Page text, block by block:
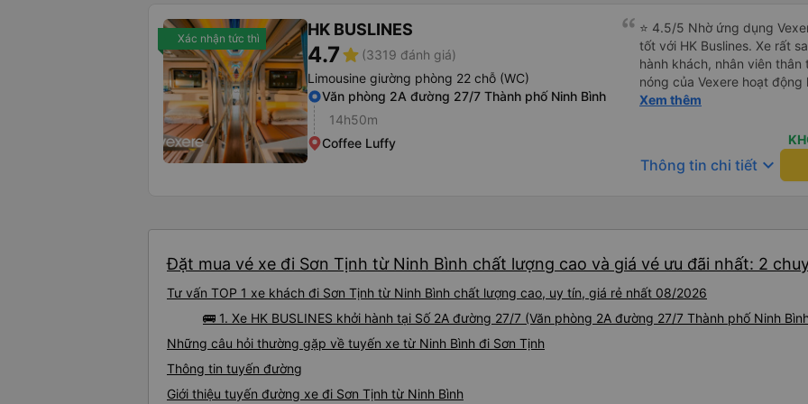
Xác nhận tức thì HK BUSLINES
4.7star (3319 đánh giá)
Limousine giường phòng 22 chỗ (WC)
Văn phòng 2A đường 27/7 Thành phố Ninh Bình
14h50m
Coffee Luffy
⭐ 4.5/5 Nhờ ứng dụng
tốt với HK Buslines. Xe rất
hành khách, nhân viên
nóng của Vexere hoạt
với khách hàng. Nhược
quay lại, điều này có thể
vì điểm trả khách chỉ ở
không phải ở nhà tôi :) Ưu
đánh giá 4.5 sao cho cả
mang đến nhiều tiện ích
tô của HK Buslines khá ổn.
cabin riêng, nhân viên
Xem thêm
Thông tin chi tiết keyboard_arrow_down
Đặt mua vé xe đi Sơn Tịnh từ Ninh Bình chất lượng cao và giá vé ưu đãi nhất: 2
Tư vấn TOP 1 xe khách đi Sơn Tịnh từ Ninh Bình chất lượng cao, uy tín, giá rẻ nhất 08/2026
🚌 1. Xe HK BUSLINES khởi hành tại Số 2A đường 27/7 (Văn phòng 2A đường 27/7 Thành phố Ninh
Những câu hỏi thường gặp về tuyến xe từ Ninh Bình đi Sơn Tịnh
Thông tin tuyến đường
Giới thiệu tuyến đường xe đi Sơn Tịnh từ Ninh Bình